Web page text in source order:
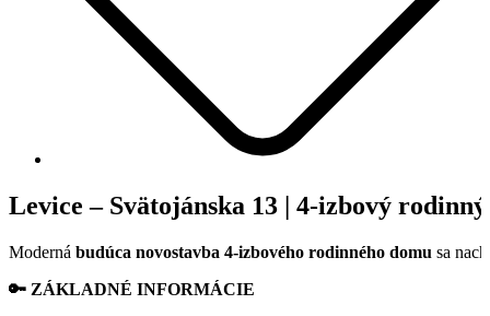
Levice – Svätojánska 13 | 4-izbový
Moderná budúca novostavba 4-izbového rodinného domu sa
🔑 ZÁKLADNÉ INFORMÁCIE